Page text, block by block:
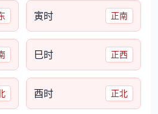
寅时 正南
巳时 正西
酉时 正北